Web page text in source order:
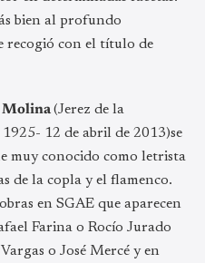
bien al profundo
recogió con el título de
Molina(Jerez de la
12 de abril de 2013)se
muy conocido como letrista
de la copla y el flamenco.
en SGAE que aparecen
Farina o Rocío Jurado
o José Mercé y en